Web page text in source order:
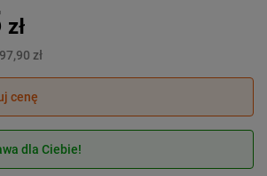
zł
zł
cenę
dla Ciebie!